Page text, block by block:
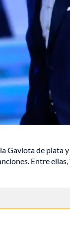
Gaviota de plata
Entre ellas,